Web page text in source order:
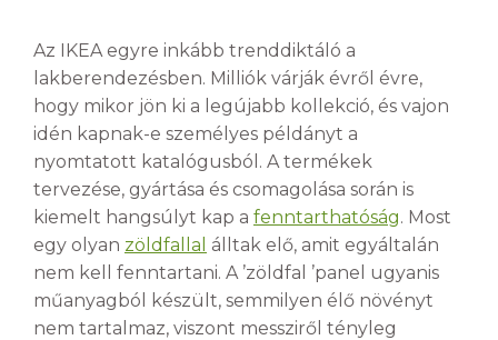
Az IKEA egyre inkább trenddiktáló a
lakberendezésben. Milliók várják évről évre,
hogy mikor jön ki a legújabb kollekció, és vajon
idén kapnak-e személyes példányt a
nyomtatott katalógusból. A termékek
tervezése, gyártása és csomagolása során is
kiemelt hangsúlyt kap a fenntarthatóság. Most
egy olyan zöldfallal álltak elő, amit egyáltalán
nem kell fenntartani. A ’zöldfal ’panel ugyanis
műanyagból készült, semmilyen élő növényt
nem tartalmaz, viszont messziről tényleg